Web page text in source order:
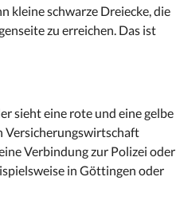
kleine schwarze Dreiecke, die
zu erreichen. Das ist
sieht eine rote und eine gelbe
Versicherungswirtschaft
Verbindung zur Polizei oder
in Göttingen oder